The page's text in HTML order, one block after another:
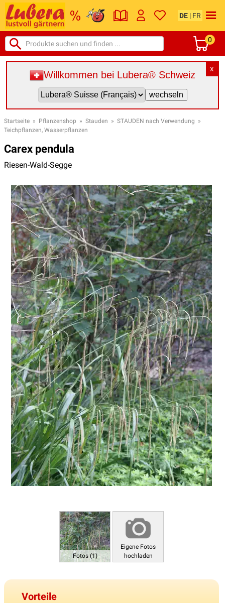
DE | FR
0
X
Willkommen bei Lubera® Schweiz
Startseite » Pflanzenshop » Stauden » STAUDEN nach Verwendung »
Teichpflanzen, Wasserpflanzen
Carex pendula
Riesen-Wald-Segge
Fotos (1)
Eigene Fotos
hochladen
Vorteile